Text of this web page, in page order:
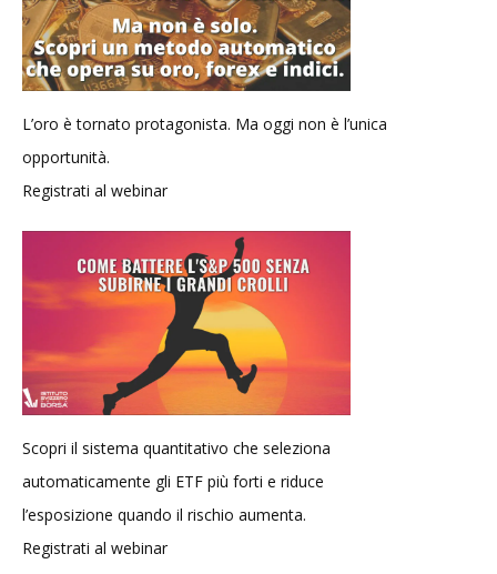
L’oro è tornato protagonista. Ma oggi non è l’unica
opportunità.
Registrati al webinar
Scopri il sistema quantitativo che seleziona
automaticamente gli ETF più forti e riduce
l’esposizione quando il rischio aumenta.
Registrati al webinar